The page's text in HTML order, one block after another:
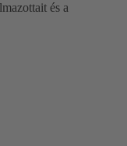
és a